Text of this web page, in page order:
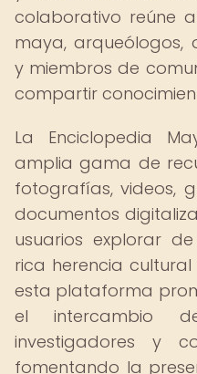
colaborativo reúne
maya, arqueólogos,
y miembros de
compartir
La Enciclopedia
amplia gama de
fotografías, videos,
documentos
usuarios explorar
rica herencia
esta plataforma
el intercambio
investigadores y
fomentando la